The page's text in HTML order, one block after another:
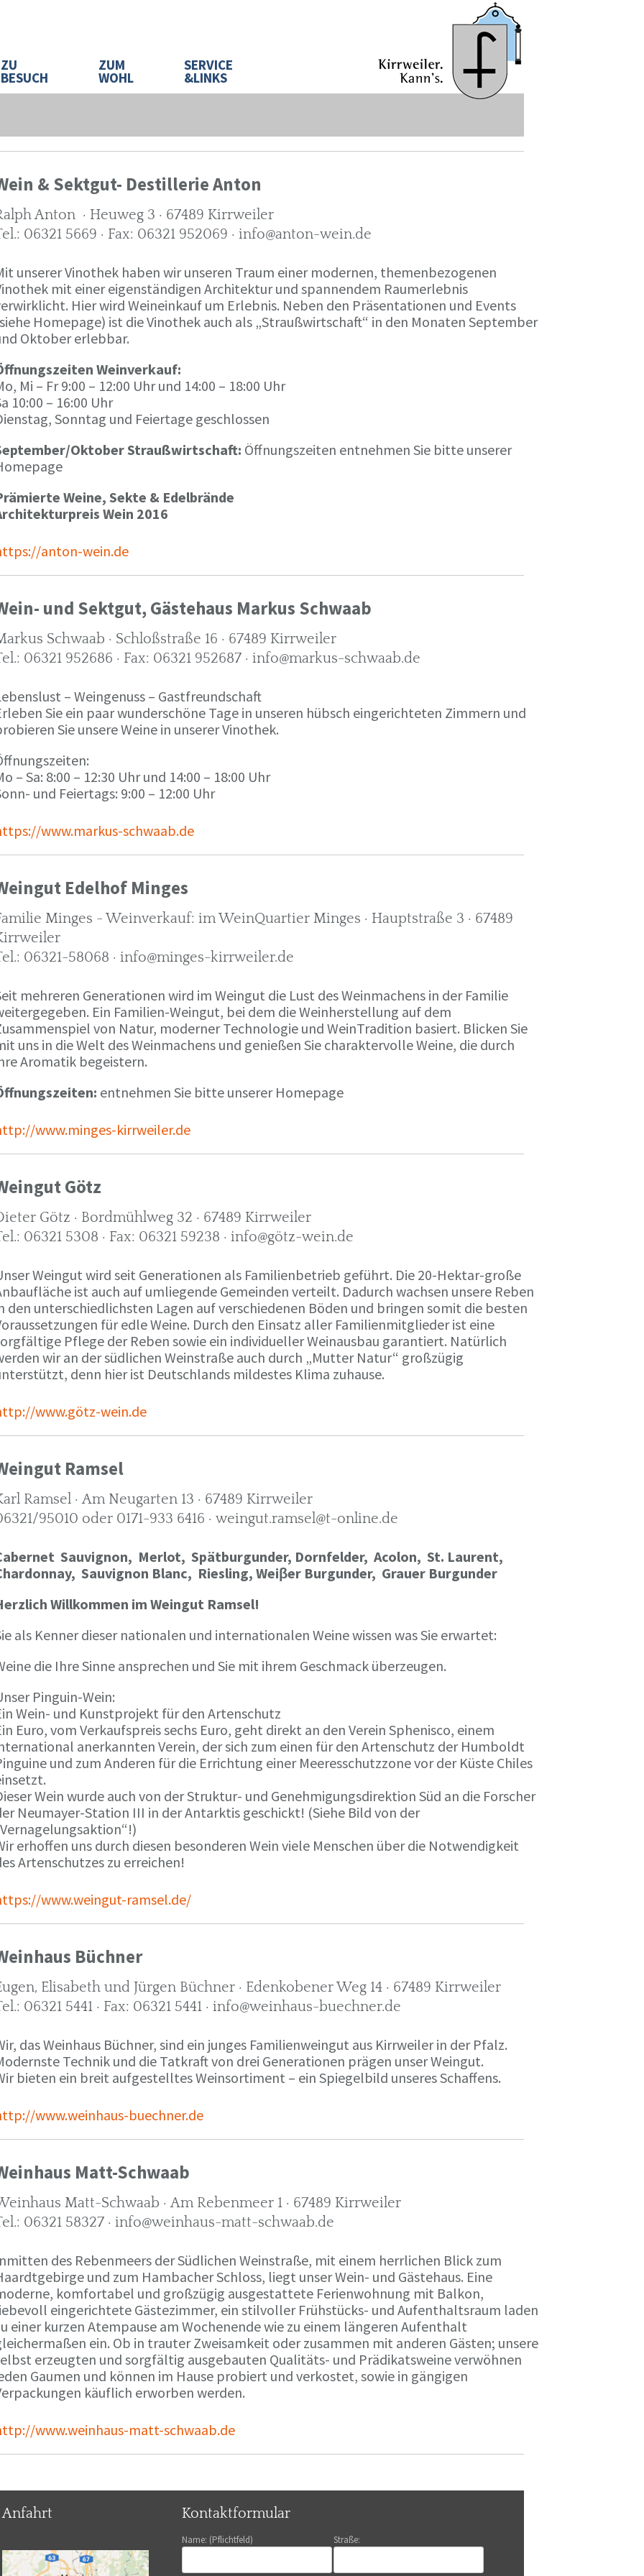
ZU
BESUCH
ZUM
WOHL
SERVICE
&LINKS
& Sektgut- Destillerie Anton
Anton · Heuweg 3 · 67489 Kirrweiler
06321 5669 · Fax: 06321 952069 · info@anton-wein.de
unserer Vinothek haben wir unseren Traum einer modernen, themenbezogenen
mit einer eigenständigen Architektur und spannendem Raumerlebnis
Hier wird Weineinkauf um Erlebnis. Neben den Präsentationen und Events
Homepage) ist die Vinothek auch als „Straußwirtschaft“ in den Monaten September
Oktober erlebbar.
Weinverkauf:
Mi – Fr 9:00 – 12:00 Uhr und 14:00 – 18:00 Uhr
10:00 – 16:00 Uhr
Sonntag und Feiertage geschlossen
Oktober Straußwirtschaft: Öffnungszeiten entnehmen Sie bitte unserer
Weine, Sekte & Edelbrände
Wein 2016
anton-wein.de
und Sektgut, Gästehaus Markus Schwaab
Schwaab · Schloßstraße 16 · 67489 Kirrweiler
06321 952686 · Fax: 06321 952687 · info@markus-schwaab.de
– Weingenuss – Gastfreundschaft
Sie ein paar wunderschöne Tage in unseren hübsch eingerichteten Zimmern und
Sie unsere Weine in unserer Vinothek.
– Sa: 8:00 – 12:30 Uhr und 14:00 – 18:00 Uhr
und Feiertags: 9:00 – 12:00 Uhr
www.markus-schwaab.de
Edelhof Minges
Minges - Weinverkauf: im WeinQuartier Minges · Hauptstraße 3 · 67489
06321-58068 · info@minges-kirrweiler.de
mehreren Generationen wird im Weingut die Lust des Weinmachens in der Familie
Ein Familien-Weingut, bei dem die Weinherstellung auf dem
von Natur, moderner Technologie und WeinTradition basiert. Blicken Sie
uns in die Welt des Weinmachens und genießen Sie charaktervolle Weine, die durch
Aromatik begeistern.
entnehmen Sie bitte unserer Homepage
www.minges-kirrweiler.de
Götz
Götz · Bordmühlweg 32 · 67489 Kirrweiler
06321 5308 · Fax: 06321 59238 · info@götz-wein.de
Weingut wird seit Generationen als Familienbetrieb geführt. Die 20-Hektar-große
ist auch auf umliegende Gemeinden verteilt. Dadurch wachsen unsere Reben
den unterschiedlichsten Lagen auf verschiedenen Böden und bringen somit die besten
für edle Weine. Durch den Einsatz aller Familienmitglieder ist eine
Pflege der Reben sowie ein individueller Weinausbau garantiert. Natürlich
wir an der südlichen Weinstraße auch durch „Mutter Natur“ großzügig
denn hier ist Deutschlands mildestes Klima zuhause.
www.götz-wein.de
Ramsel
Ramsel · Am Neugarten 13 · 67489 Kirrweiler
95010 oder 0171-933 6416 · weingut.ramsel@t-online.de
Sauvignon, Merlot, Spätburgunder, Dornfelder, Acolon, St. Laurent,
Sauvignon Blanc, Riesling, Weiβer Burgunder, Grauer Burgunder
Willkommen im Weingut Ramsel!
als Kenner dieser nationalen und internationalen Weine wissen was Sie erwartet:
die Ihre Sinne ansprechen und Sie mit ihrem Geschmack überzeugen.
Pinguin-Wein:
Wein- und Kunstprojekt für den Artenschutz
Euro, vom Verkaufspreis sechs Euro, geht direkt an den Verein Sphenisco, einem
anerkannten Verein, der sich zum einen für den Artenschutz der Humboldt
und zum Anderen für die Errichtung einer Meeresschutzzone vor der Küste Chiles
Wein wurde auch von der Struktur- und Genehmigungsdirektion Süd an die Forscher
Neumayer-Station III in der Antarktis geschickt! (Siehe Bild von der
erhoffen uns durch diesen besonderen Wein viele Menschen über die Notwendigkeit
Artenschutzes zu erreichen!
www.weingut-ramsel.de/
Büchner
Elisabeth und Jürgen Büchner · Edenkobener Weg 14 · 67489 Kirrweiler
06321 5441 · Fax: 06321 5441 · info@weinhaus-buechner.de
das Weinhaus Büchner, sind ein junges Familienweingut aus Kirrweiler in der Pfalz.
Technik und die Tatkraft von drei Generationen prägen unser Weingut.
bieten ein breit aufgestelltes Weinsortiment – ein Spiegelbild unseres Schaffens.
www.weinhaus-buechner.de
Matt-Schwaab
Matt-Schwaab · Am Rebenmeer 1 · 67489 Kirrweiler
06321 58327 · info@weinhaus-matt-schwaab.de
des Rebenmeers der Südlichen Weinstraße, mit einem herrlichen Blick zum
und zum Hambacher Schloss, liegt unser Wein- und Gästehaus. Eine
komfortabel und großzügig ausgestattete Ferienwohnung mit Balkon,
eingerichtete Gästezimmer, ein stilvoller Frühstücks- und Aufenthaltsraum laden
einer kurzen Atempause am Wochenende wie zu einem längeren Aufenthalt
ein. Ob in trauter Zweisamkeit oder zusammen mit anderen Gästen; unsere
erzeugten und sorgfältig ausgebauten Qualitäts- und Prädikatsweine verwöhnen
Gaumen und können im Hause probiert und verkostet, sowie in gängigen
käuflich erworben werden.
www.weinhaus-matt-schwaab.de
Anfahrt Kontaktformular
Name: (Pflichtfeld) Straße: